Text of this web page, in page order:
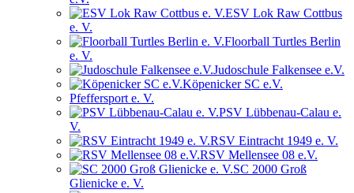
ESV Lok Raw Cottbus
e. V.
Floorball Turtles Berlin
e. V.
Judoschule Falkensee e.V.
Köpenicker SC e.V.
Pfeffersport e. V.
PSV Lübbenau-Calau e.
V.
RSV Eintracht 1949 e. V.
RSV Mellensee 08 e.V.
SC 2000 Groß
Glienicke e. V.